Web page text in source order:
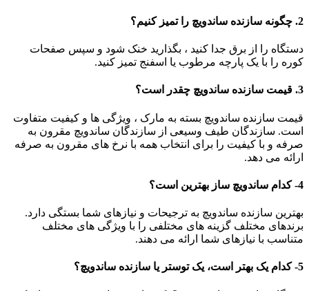
2. چگونه سازنده ساندویچ را تمیز کنیم؟
دستگاه را از برق جدا کنید ، بگذارید خنک شود و سپس صفحات
کوره را با یک پارچه مرطوب یا اسفنج تمیز کنید.
3. قیمت سازنده ساندویچ چقدر است؟
قیمت سازنده ساندویچ بسته به مارک ، ویژگی ها و کیفیت متفاوت
است. سازندگان طیف وسیعی از سازندگان ساندویچ مقرون به
صرفه و با کیفیت را برای انتخاب همه با نرخ های مقرون به صرفه
ارائه می دهد.
4- کدام ساندویچ ساز بهترین است؟
بهترین سازنده ساندویچ به ترجیحات و نیازهای شما بستگی دارد.
برندهای مختلف گزینه های مختلفی را با ویژگی های مختلف
متناسب با نیازهای شما ارائه می دهند.
5- کدام یک بهتر است، یک توستر یا سازنده ساندویچ؟